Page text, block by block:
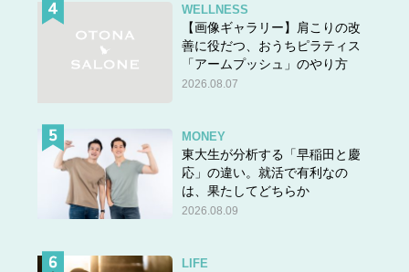
WELLNESS
【画像ギャラリー】肩こりの改
善に役だつ、おうちピラティス
「アームプッシュ」のやり方
2026.08.07
MONEY
東大生が分析する「早稲田と慶
応」の違い。就活で有利なの
は、果たしてどちらか
2026.08.09
LIFE